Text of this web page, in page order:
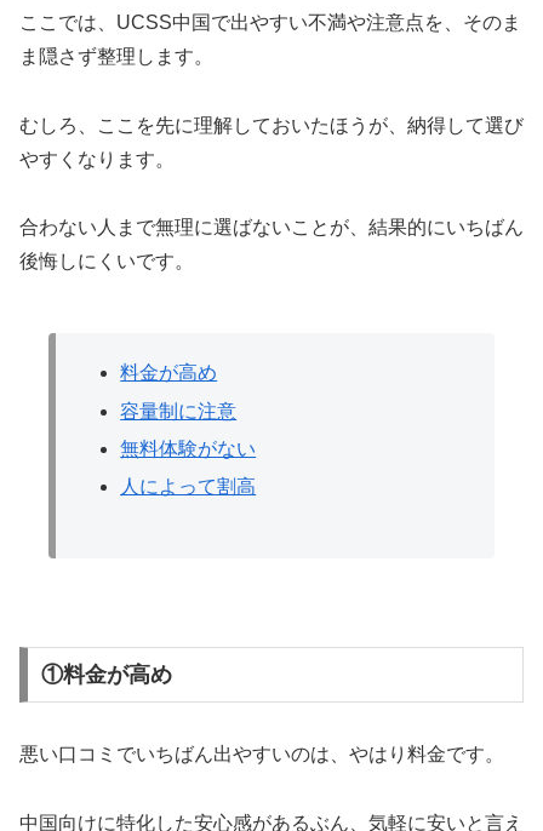
ここでは、UCSS中国で出やすい不満や注意点を、そのま
ま隠さず整理します。
むしろ、ここを先に理解しておいたほうが、納得して選び
やすくなります。
合わない人まで無理に選ばないことが、結果的にいちばん
後悔しにくいです。
料金が高め
容量制に注意
無料体験がない
人によって割高
①料金が高め
悪い口コミでいちばん出やすいのは、やはり料金です。
中国向けに特化した安心感があるぶん、気軽に安いと言え